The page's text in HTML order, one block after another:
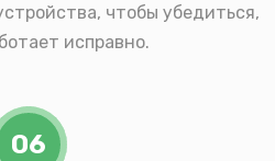
чтобы убедиться,
исправно.
06